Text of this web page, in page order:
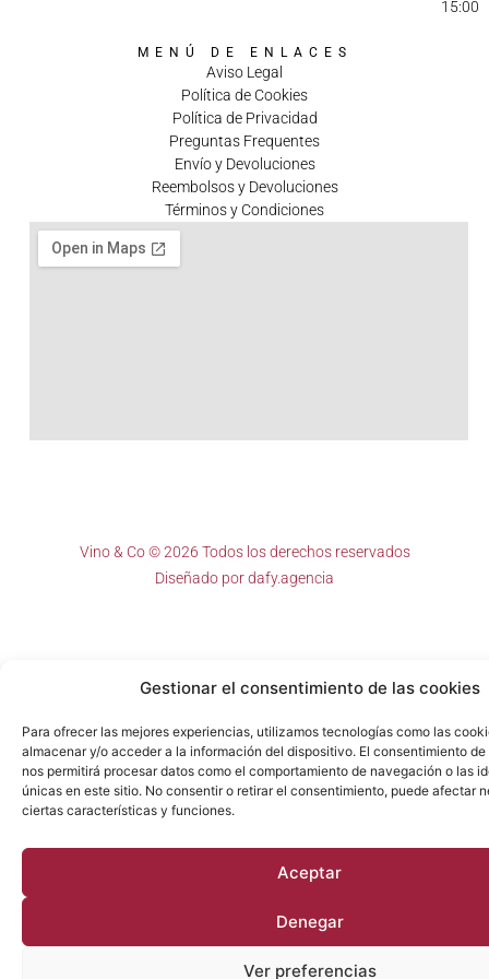
Gestionar el consentimiento de las cookies
Para ofrecer las mejores experiencias, utilizamos tecnologías como las
almacenar y/o acceder a la información del dispositivo. El consentimiento
nos permitirá procesar datos como el comportamiento de navegación o las
únicas en este sitio. No consentir o retirar el consentimiento, puede afectar
ciertas características y funciones.
Aceptar
Denegar
Ver preferencias
15:00
MENÚ DE ENLACES
Aviso Legal
Política de Cookies
Política de Privacidad
Preguntas Frequentes
Envío y Devoluciones
Reembolsos y Devoluciones
Términos y Condiciones
Vino & Co © 2026 Todos los derechos reservados
Diseñado pordafy.agencia